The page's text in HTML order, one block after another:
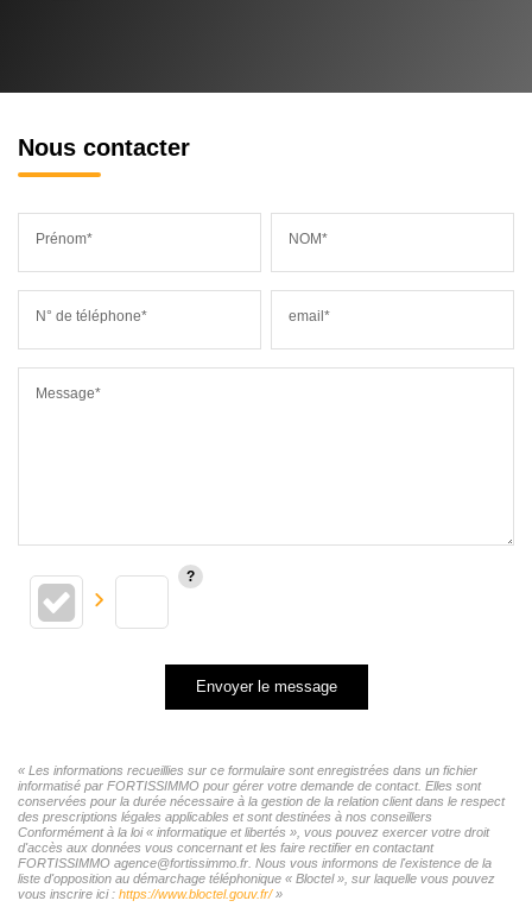
Nous contacter
Prénom* NOM*
N° de téléphone* email*
Message*
Envoyer le message
« Les informations recueillies sur ce formulaire sont enregistrées dans un fichier
informatisé par FORTISSIMMO pour gérer votre demande de contact. Elles sont
conservées pour la durée nécessaire à la gestion de la relation client dans le respect
des prescriptions légales applicables et sont destinées à nos conseillers
Conformément à la loi « informatique et libertés », vous pouvez exercer votre droit
d'accès aux données vous concernant et les faire rectifier en contactant
FORTISSIMMO agence@fortissimmo.fr. Nous vous informons de l'existence de la
liste d'opposition au démarchage téléphonique « Bloctel », sur laquelle vous pouvez
vous inscrire ici : https://www.bloctel.gouv.fr/»